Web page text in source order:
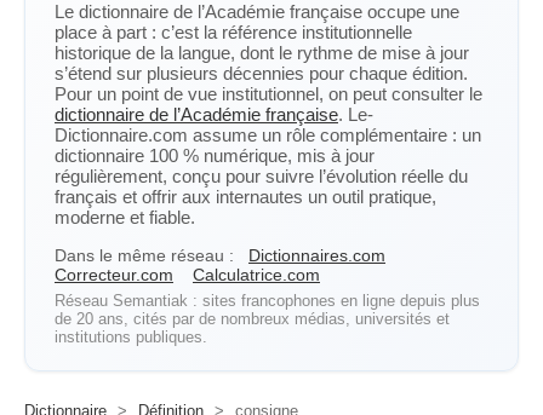
Le dictionnaire de l’Académie française occupe une
place à part : c’est la référence institutionnelle
historique de la langue, dont le rythme de mise à jour
s’étend sur plusieurs décennies pour chaque édition.
Pour un point de vue institutionnel, on peut consulter le
dictionnaire de l’Académie française. Le-
Dictionnaire.com assume un rôle complémentaire : un
dictionnaire 100 % numérique, mis à jour
régulièrement, conçu pour suivre l’évolution réelle du
français et offrir aux internautes un outil pratique,
moderne et fiable.
Dans le même réseau :
Dictionnaires.com
Correcteur.com
Calculatrice.com
Réseau Semantiak : sites francophones en ligne depuis plus
de 20 ans, cités par de nombreux médias, universités et
institutions publiques.
Dictionnaire > Définition > consigne